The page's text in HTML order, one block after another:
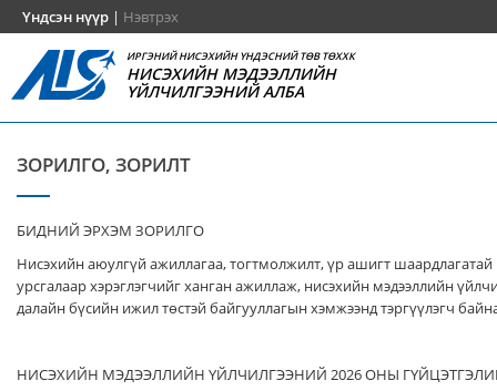
Үндсэн нүүр | Нэвтрэх
ИРГЭНИЙ НИСЭХИЙН ҮНДЭСНИЙ ТӨВ ТӨХХК
НИСЭХИЙН МЭДЭЭЛЛИЙН
ҮЙЛЧИЛГЭЭНИЙ АЛБА
ЗОРИЛГО, ЗОРИЛТ
БИДНИЙ ЭРХЭМ ЗОРИЛГО
Нисэхийн аюулгүй ажиллагаа, тогтмолжилт, үр ашигт шаардлагатай
урсгалаар хэрэглэгчийг ханган ажиллаж, нисэхийн мэдээллийн
далайн бүсийн ижил төстэй байгууллагын хэмжээнд тэргүүлэгч
НИСЭХИЙН МЭДЭЭЛЛИЙН ҮЙЛЧИЛГЭЭНИЙ 2026 ОНЫ